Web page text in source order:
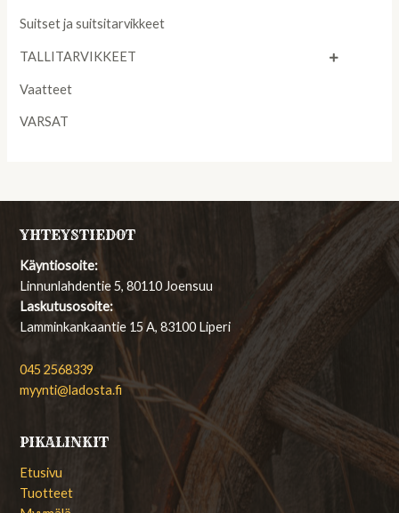
Suitset ja suitsitarvikkeet
TALLITARVIKKEET
Vaatteet
VARSAT
YHTEYSTIEDOT
Käyntiosoite:
Linnunlahdentie 5, 80110 Joensuu
Laskutusosoite:
Lamminkankaantie 15 A, 83100 Liperi
045 2568339
myynti@ladosta.fi
PIKALINKIT
Etusivu
Tuotteet